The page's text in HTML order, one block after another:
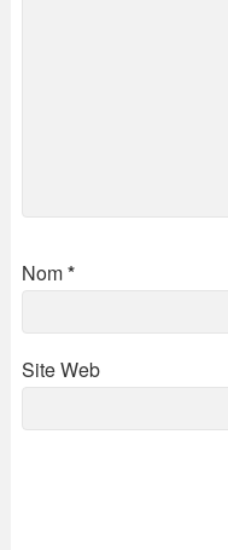
Nom*
Site Web